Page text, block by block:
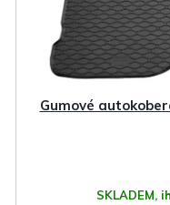
Gumové
SKLADEM,